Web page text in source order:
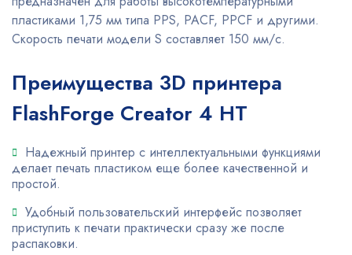
пластиками 1,75 мм типа PPS, PACF, PPCF и другими.
Скорость печати модели S составляет 150 мм/с.
Преимущества 3D принтера
FlashForge Creator 4 HT
Надежный принтер с интеллектуальными функциями
делает печать пластиком еще более качественной и
простой.
Удобный пользовательский интерфейс позволяет
приступить к печати практически сразу же после
распаковки.